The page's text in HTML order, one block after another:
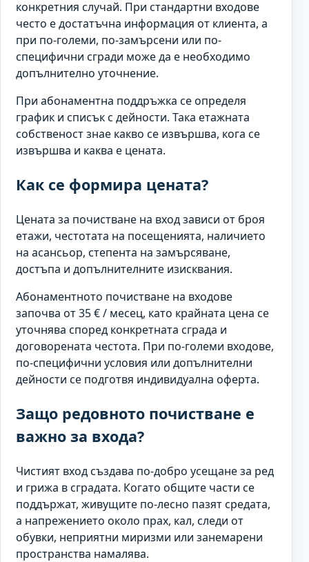
конкретния случай. При стандартни входове
често е достатъчна информация от клиента, а
при по-големи, по-замърсени или по-
специфични сгради може да е необходимо
допълнително уточнение.
При абонаментна поддръжка се определя
график и списък с дейности. Така етажната
собственост знае какво се извършва, кога се
извършва и каква е цената.
Как се формира цената?
Цената за почистване на вход зависи от броя
етажи, честотата на посещенията, наличието
на асансьор, степента на замърсяване,
достъпа и допълнителните изисквания.
Абонаментното почистване на входове
започва от 35 € / месец, като крайната цена се
уточнява според конкретната сграда и
договорената честота. При по-големи входове,
по-специфични условия или допълнителни
дейности се подготвя индивидуална оферта.
Защо редовното почистване е
важно за входа?
Чистият вход създава по-добро усещане за ред
и грижа в сградата. Когато общите части се
поддържат, живущите по-лесно пазят средата,
а напрежението около прах, кал, следи от
обувки, неприятни миризми или занемарени
пространства намалява.